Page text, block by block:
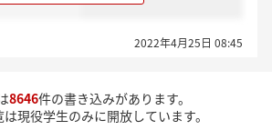
2022年4月25日 08:45
8646件の書き込みがあります。
現役学生のみに開放しています。